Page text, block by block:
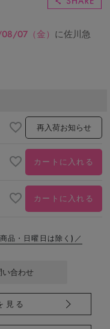
07（金） に佐川急
再入荷お知らせ
カートに入れる
カートに入れる
品・日曜日は除く)／
合わせ
見る